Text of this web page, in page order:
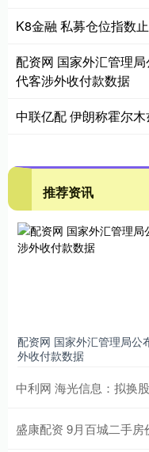
K8金融 私募仓位指数
配资网 国家外汇管理
代客涉外收付款数据
中联亿配 伊朗称霍尔
推荐资讯
配资网 国家外汇管理局公
外收付款数据
中利网 海光信息：拟换
盛康配资 9月百城二手房